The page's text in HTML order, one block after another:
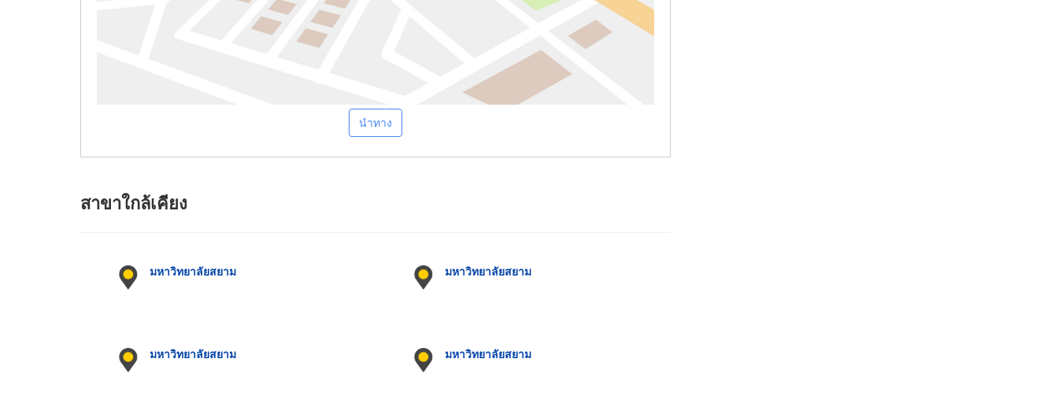
นำทาง
สาขาใกล้เคียง
มหาวิทยาลัยสยาม มหาวิทยาลัยสยาม
มหาวิทยาลัยสยาม มหาวิทยาลัยสยาม